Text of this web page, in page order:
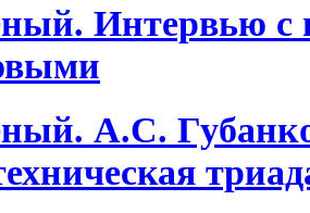
Интервью с
А.С.